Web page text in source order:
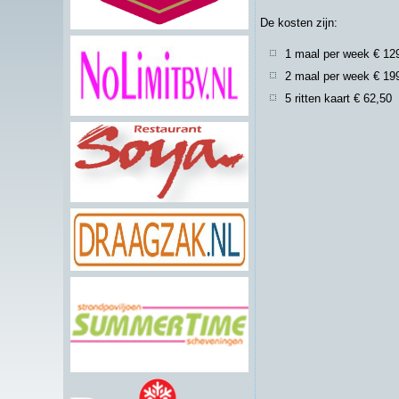
De kosten zijn:
1 maal per week €
2 maal per week €
5 ritten kaart € 62,50